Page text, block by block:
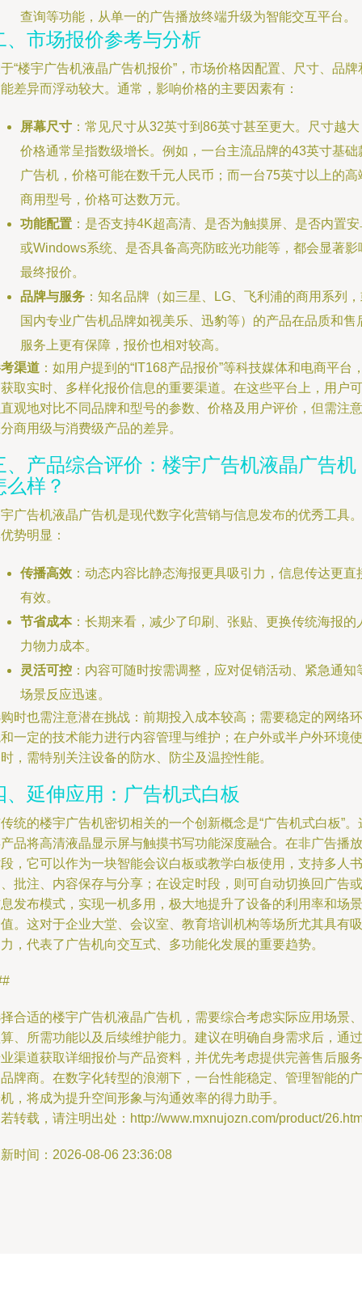
查询等功能，从单一的广告播放终端升级为智能交互平台。
、市场报价参考与分析
“楼宇广告机液晶广告机报价”，市场价格因配置、尺寸、品牌
差异而浮动较大。通常，影响价格的主要因素有：
屏幕尺寸 ：常见尺寸从32英寸到86英寸甚至更大。尺寸越
价格通常呈指数级增长。例如，一台主流品牌的43英寸基础
广告机，价格可能在数千元人民币；而一台75英寸以上的高
商用型号，价格可达数万元。
功能配置 ：是否支持4K超高清、是否为触摸屏、是否内置
或Windows系统、是否具备高亮防眩光功能等，都会显著影
最终报价。
品牌与服务 ：知名品牌（如三星、LG、飞利浦的商用系列
国内专业广告机品牌如视美乐、迅豹等）的产品在品质和售
服务上更有保障，报价也相对较高。
渠道 ：如用户提到的“IT168产品报价”等科技媒体和电商平台
取实时、多样化报价信息的重要渠道。在这些平台上，用户可
观地对比不同品牌和型号的参数、价格及用户评价，但需注意
商用级与消费级产品的差异。
、产品综合评价：楼宇广告机液晶广告机
么样？
广告机液晶广告机是现代数字化营销与信息发布的优秀工具。
势明显：
传播高效 ：动态内容比静态海报更具吸引力，信息传达更直
有效。
节省成本：长期来看，减少了印刷、张贴、更换传统海报的
力物力成本。
灵活可控 ：内容可随时按需调整，应对促销活动、紧急通知
场景反应迅速。
时也需注意潜在挑战：前期投入成本较高；需要稳定的网络环
一定的技术能力进行内容管理与维护；在户外或半户外环境使
，需特别关注设备的防水、防尘及温控性能。
、延伸应用：广告机式白板
统的楼宇广告机密切相关的一个创新概念是“广告机式白板”。
品将高清液晶显示屏与触摸书写功能深度融合。在非广告播放
，它可以作为一块智能会议白板或教学白板使用，支持多人书
批注、内容保存与分享；在设定时段，则可自动切换回广告或
发布模式，实现一机多用，极大地提升了设备的利用率和场景
。这对于企业大堂、会议室、教育培训机构等场所尤其具有吸
，代表了广告机向交互式、多功能化发展的重要趋势。
合适的楼宇广告机液晶广告机，需要综合考虑实际应用场景、
、所需功能以及后续维护能力。建议在明确自身需求后，通过
渠道获取详细报价与产品资料，并优先考虑提供完善售后服务
牌商。在数字化转型的浪潮下，一台性能稳定、管理智能的广
，将成为提升空间形象与沟通效率的得力助手。
转载，请注明出处：http://www.mxnujozn.com/product/
时间：2026-08-06 23:36:08